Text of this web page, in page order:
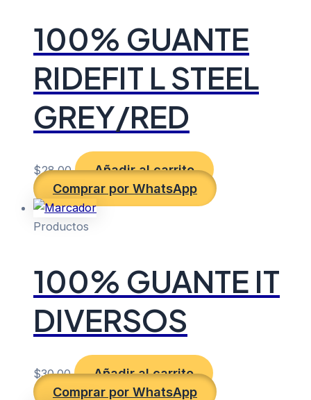
100% GUANTE
RIDEFIT L STEEL
GREY/RED
$28.00
Añadir al carrito
Comprar por WhatsApp
Productos
100% GUANTE IT
DIVERSOS
$30.00
Añadir al carrito
Comprar por WhatsApp